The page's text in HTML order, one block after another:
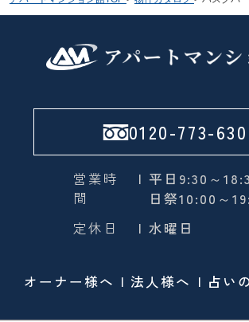
0120-773-630
営業時
間
| 平日9:30～
日祭10:00～
定休日
| 水曜日
オーナー様へ 法人様へ 占い